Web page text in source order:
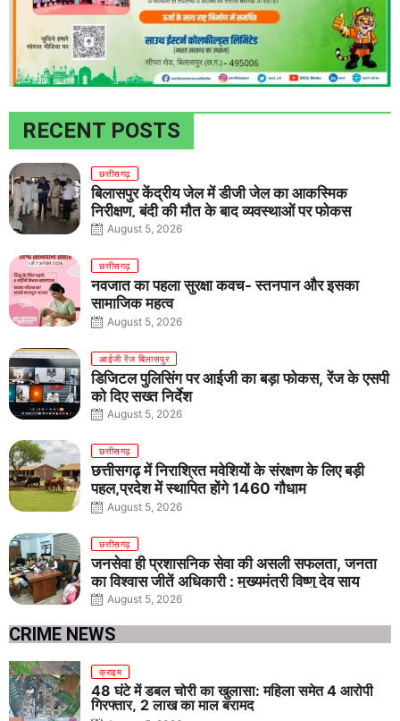
RECENT POSTS
छत्तीसगढ़
बिलासपुर केंद्रीय जेल में डीजी जेल का आकस्मिक
निरीक्षण, बंदी की मौत के बाद व्यवस्थाओं पर फोकस
August 5, 2026
छत्तीसगढ़
नवजात का पहला सुरक्षा कवच- स्तनपान और इसका
सामाजिक महत्व
August 5, 2026
आईजी रेंज बिलासपुर
डिजिटल पुलिसिंग पर आईजी का बड़ा फोकस, रेंज के एसपी
को दिए सख्त निर्देश
August 5, 2026
छत्तीसगढ़
छत्तीसगढ़ में निराश्रित मवेशियों के संरक्षण के लिए बड़ी
पहल,प्रदेश में स्थापित होंगे 1460 गौधाम
August 5, 2026
छत्तीसगढ़
जनसेवा ही प्रशासनिक सेवा की असली सफलता, जनता
का विश्वास जीतें अधिकारी : मुख्यमंत्री विष्णु देव साय
August 5, 2026
CRIME NEWS
क्राइम
48 घंटे में डबल चोरी का खुलासा: महिला समेत 4 आरोपी
गिरफ्तार, 2 लाख का माल बरामद